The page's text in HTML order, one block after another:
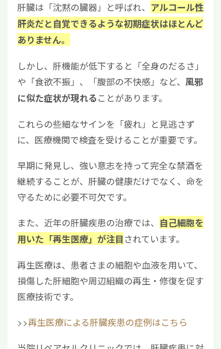
肝臓は「沈黙の臓器」と呼ばれ、 アルコール性
肝炎だと自覚できるような初期症状はほとんど
ありません。
しかし、肝機能が低下すると「全身のだるさ」
や「食欲不振」、「腹部の不快感」など、 風邪
に似た症状が現れることがあります。
これらの些細なサインを「疲れ」と見逃さず
に、医療機関で検査を受けることが重要です。
早期に発見し、強い意志を持って完全な禁酒を
継続することが、肝臓の健康だけでなく、命を
守るために必要不可欠です。
また、近年の肝臓疾患の治療では、 自己細胞を
用いた「再生医療」が注目されています。
再生医療は、患者さまの細胞や血液を用いて、
損傷した肝細胞や周辺組織の再生・修復を促す
医療技術です。
>>再生医療による肝臓疾患の症例はこちら